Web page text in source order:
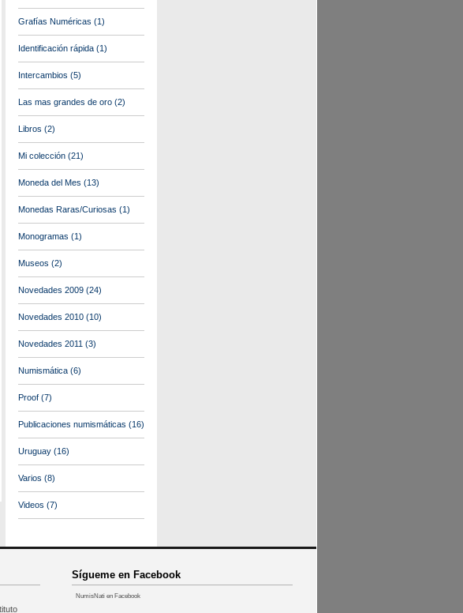
Grafías Numéricas (1)
Identificación rápida (1)
Intercambios (5)
Las mas grandes de oro (2)
Libros (2)
Mi colección (21)
Moneda del Mes (13)
Monedas Raras/Curiosas (1)
Monogramas (1)
Museos (2)
Novedades 2009 (24)
Novedades 2010 (10)
Novedades 2011 (3)
Numismática (6)
Proof (7)
Publicaciones numismáticas (16)
Uruguay (16)
Varios (8)
Videos (7)
Sígueme en Facebook
NumisNati en Facebook